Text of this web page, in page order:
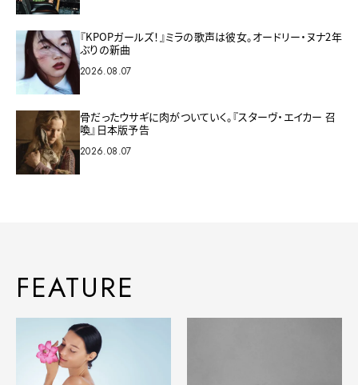
『KPOPガールズ！』ミラの歌声は彼女。オードリー・ヌナ2年
ぶりの新曲
2026.08.07
骨だったウサギに肉がついていく。『スターヴ・エイカー 召
喚』日本版予告
2026.08.07
FEATURE